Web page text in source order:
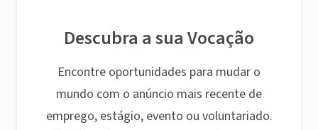
Descubra a sua Vocação
Encontre oportunidades para mudar o
mundo com o anúncio mais recente de
emprego, estágio, evento ou voluntariado.